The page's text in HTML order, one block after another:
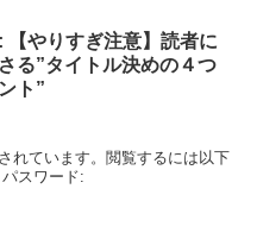
【やりすぎ注意】読者に
る”タイトル決めの４つ
ト”
れています。閲覧するには以下
スワード: